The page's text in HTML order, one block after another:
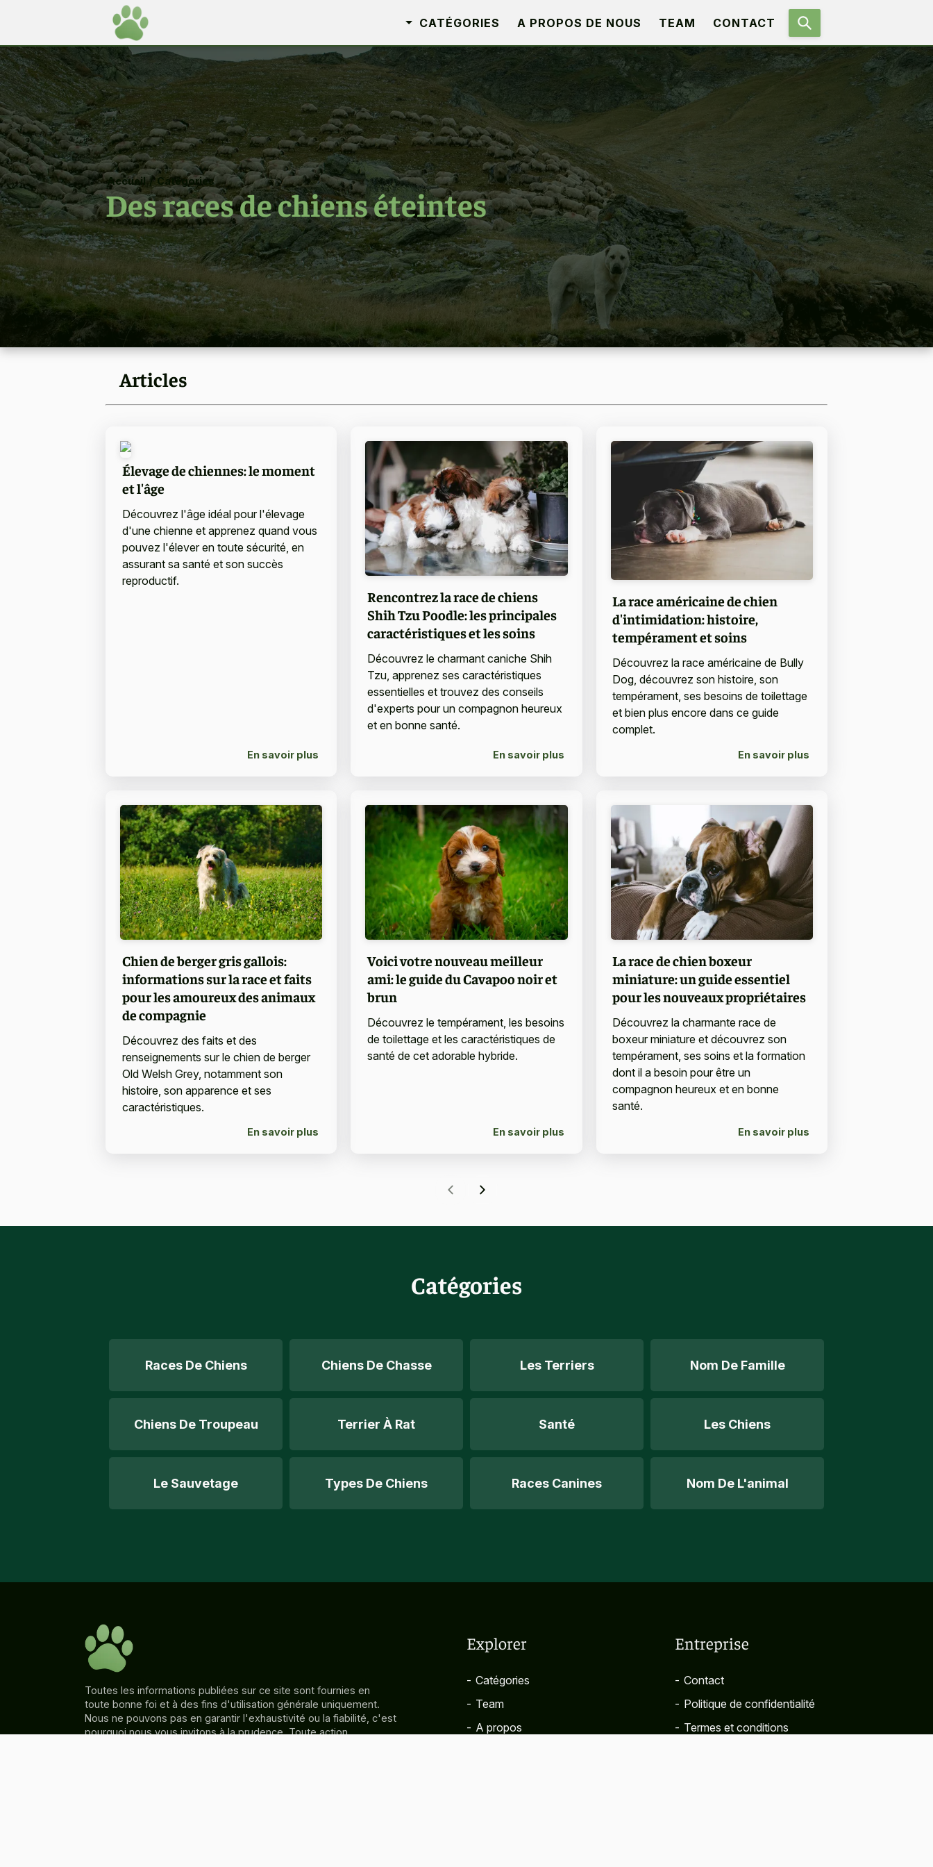
CATÉGORIES A PROPOS DE NOUS TEAM CONTACT
Accueil / Catégories
Des races de chiens éteintes
Articles
Élevage de chiennes: le moment
et l'âge
Découvrez l'âge idéal pour l'élevage
d'une chienne et apprenez quand vous
pouvez l'élever en toute sécurité, en
assurant sa santé et son succès
reproductif.
En savoir plus
Rencontrez la race de chiens
Shih Tzu Poodle: les principales
caractéristiques et les soins
Découvrez le charmant caniche Shih
Tzu, apprenez ses caractéristiques
essentielles et trouvez des conseils
d'experts pour un compagnon heureux
et en bonne santé.
En savoir plus
La race américaine de chien
d'intimidation: histoire,
tempérament et soins
Découvrez la race américaine de Bully
Dog, découvrez son histoire, son
tempérament, ses besoins de toilettage
et bien plus encore dans ce guide
complet.
En savoir plus
Chien de berger gris gallois:
informations sur la race et faits
pour les amoureux des animaux
de compagnie
Découvrez des faits et des
renseignements sur le chien de berger
Old Welsh Grey, notamment son
histoire, son apparence et ses
caractéristiques.
En savoir plus
Voici votre nouveau meilleur
ami: le guide du Cavapoo noir et
brun
Découvrez le tempérament, les besoins
de toilettage et les caractéristiques de
santé de cet adorable hybride.
En savoir plus
La race de chien boxeur
miniature: un guide essentiel
pour les nouveaux propriétaires
Découvrez la charmante race de
boxeur miniature et découvrez son
tempérament, ses soins et la formation
dont il a besoin pour être un
compagnon heureux et en bonne
santé.
En savoir plus
Catégories
Races De Chiens Chiens De Chasse Les Terriers Nom De Famille
Chiens De Troupeau Terrier À Rat Santé Les Chiens
Le Sauvetage Types De Chiens Races Canines Nom De L'animal
Toutes les informations publiées sur ce site sont fournies en
toute bonne foi et à des fins d'utilisation générale uniquement.
Nous ne pouvons pas en garantir l'exhaustivité ou la fiabilité, c'est
pourquoi nous vous invitons à la prudence. Toute action
Explorer
- Catégories
- Team
- A propos
Entreprise
- Contact
- Politique de confidentialité
- Termes et conditions